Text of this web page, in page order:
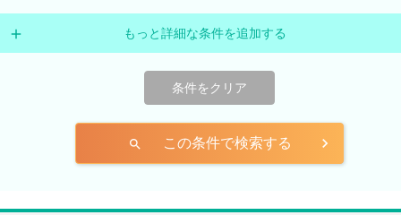
もっと詳細な条件を追加する
条件をクリア
search この条件で検索する